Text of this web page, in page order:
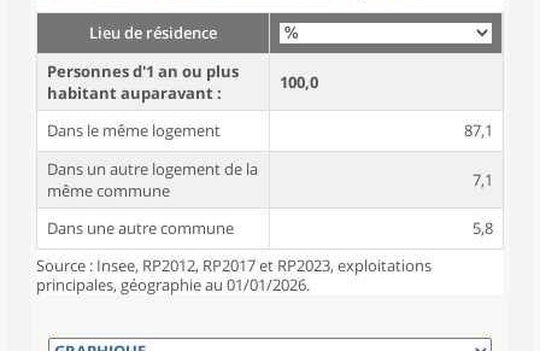
Lieu de résidence
Personnes d'1 an ou plus
habitant auparavant :
100,0
Dans le même logement
87,1
Dans un autre logement de la
même commune
7,1
Dans une autre commune
5,8
Source : Insee, RP2012, RP2017 et RP2023, exploitations
principales, géographie au 01/01/2026.